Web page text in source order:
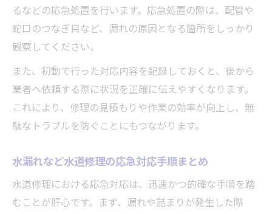
るなどの応急処置を行います。応急処置の際は、配管や
蛇口のつなぎ目など、漏れの原因となる箇所をしっかり
観察してください。
また、初動で行った対応内容を記録しておくと、後から
業者へ依頼する際に状況を正確に伝えやすくなります。
これにより、修理の見積もりや作業の効率が向上し、無
駄なトラブルを防ぐことにもつながります。
水漏れなど水道修理の応急対応手順まとめ
水道修理における応急対応は、迅速かつ的確な手順を踏
むことが肝心です。まず、漏れや詰まりが発生した際